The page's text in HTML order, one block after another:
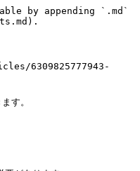
by appending `.md`
6309825777943-
す。